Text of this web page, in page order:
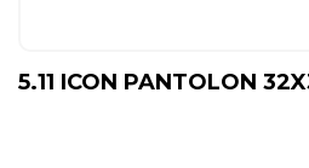
5.11 ICON PANTOLON